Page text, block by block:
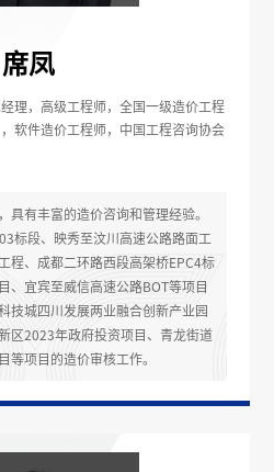
席凤
理，高级工程师，全国一级造价工程
软件造价工程师，中国工程咨询协会
具有丰富的造价咨询和管理经验。
标段、映秀至汶川高速公路路面工
程、成都二环路西段高架桥EPC4标
、宜宾至威信高速公路BOT等项目
技城四川发展两业融合创新产业园
区2023年政府投资项目、青龙街道
等项目的造价审核工作。